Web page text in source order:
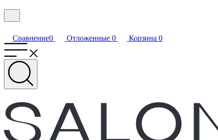
Сравнение0 Отложенные 0 Корзина 0